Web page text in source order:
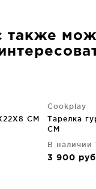
также
CM
Cookplay
Тарелка
CM
В наличии
3 900 руб